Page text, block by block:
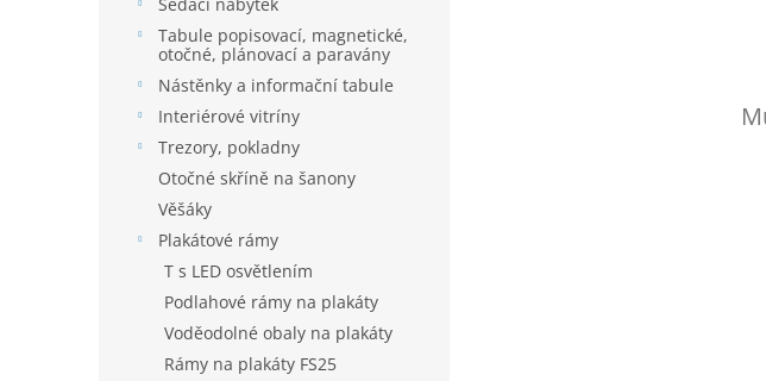
Tabule popisovací, magnetické,
otočné, plánovací a paravány
Nástěnky a informační tabule
Interiérové vitríny
Trezory, pokladny
Otočné skříně na šanony
Věšáky
Plakátové rámy
T s LED osvětlením
Podlahové rámy na plakáty
Voděodolné obaly na plakáty
Rámy na plakáty FS25